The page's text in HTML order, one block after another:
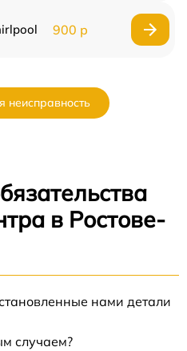
900 р
неисправность
в Ростове-
нами детали
случаем?